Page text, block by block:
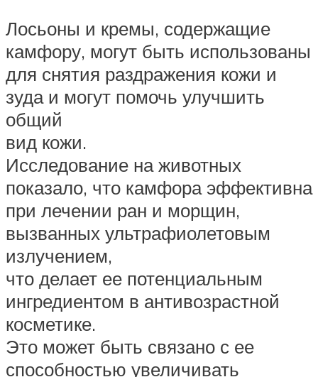
Лосьоны и кремы, содержащие
камфору, могут быть использованы
для снятия раздражения кожи и
зуда и могут помочь улучшить
общий
вид кожи.
Исследование на животных
показало, что камфора эффективна
при лечении ран и морщин,
вызванных ультрафиолетовым
излучением,
что делает ее потенциальным
ингредиентом в антивозрастной
косметике.
Это может быть связано с ее
способностью увеличивать